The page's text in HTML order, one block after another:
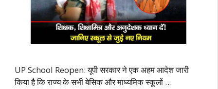
UP School Reopen: यूपी सरकार ने एक अहम आदेश जारी
किया है कि राज्य के सभी बेसिक और माध्यमिक स्कूलों …